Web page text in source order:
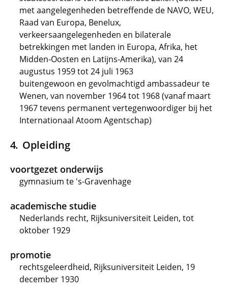
met aangelegenheden betreffende de NAVO, WEU,
Raad van Europa, Benelux,
verkeersaangelegenheden en bilaterale
betrekkingen met landen in Europa, Afrika, het
Midden-Oosten en Latijns-Amerika), van 24
augustus 1959 tot 24 juli 1963
buitengewoon en gevolmachtigd ambassadeur te
Wenen, van november 1964 tot 1968 (vanaf maart
1967 tevens permanent vertegenwoordiger bij het
Internationaal Atoom Agentschap)
Opleiding
voortgezet onderwijs
gymnasium te 's-Gravenhage
academische studie
Nederlands recht, Rijksuniversiteit Leiden, tot
oktober 1929
promotie
rechtsgeleerdheid, Rijksuniversiteit Leiden, 19
december 1930